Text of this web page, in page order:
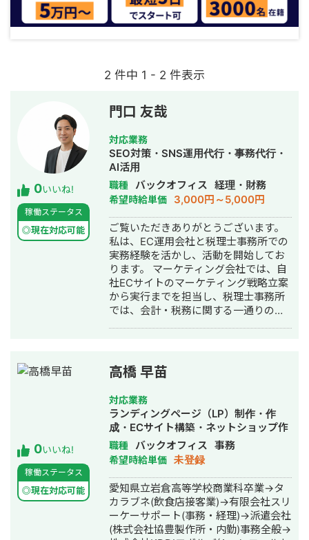
2 件中 1 - 2 件表示
0いいね!
稼働ステータス
◎現在対応可能
門口 友哉
対応業務
SEO対策・SNS運用代行・事務代行・
AI活用
職種 バックオフィス 経理・財務
希望時給単価 3,000円～5,000円
ご覧いただきありがとうございます。
私は、EC運用会社と税理士事務所での
実務経験を活かし、活動を開始してお
ります。 マーケティング会社では、自
社ECサイトのマーケティング戦略立案
から実行までを担当し、税理士事務所
では、会計・税務に関する一通りの業
現在は、経理代行を中心に業務を請け
負っております。他にもLINE運用（Lス
テップ構築）、SEO代行などを幅広く
提供しております。 --------- 【受講し
たもの】 ・店舗集客道場 ・LINEアカデ
ミー（中上さん監修のもの）
0いいね!
稼働ステータス
◎現在対応可能
高橋 早苗
対応業務
ランディングページ（LP）制作・作
成・ECサイト構築・ネットショップ作
成代行・SEO対策・新規事業立上・
SNS運用代行・事務代行・ホームペー
ジ制作・作成・バナー制作・デザイ
ン・ロゴデザイン・作成・動画制作・
動画編集・採用代行・AI活用
職種 バックオフィス 事務
希望時給単価 未登録
愛知県立岩倉高等学校商業科卒業→タ
カラブネ(飲食店接客業)→有限会社スリ
ーケーサポート(事務・経理)→派遣会社
(株式会社協豊製作所・内勤)事務全般→